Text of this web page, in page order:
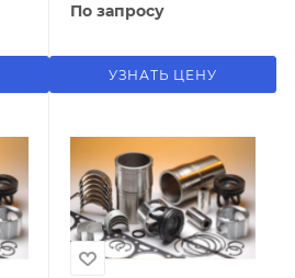
По запросу
УЗНАТЬ ЦЕНУ